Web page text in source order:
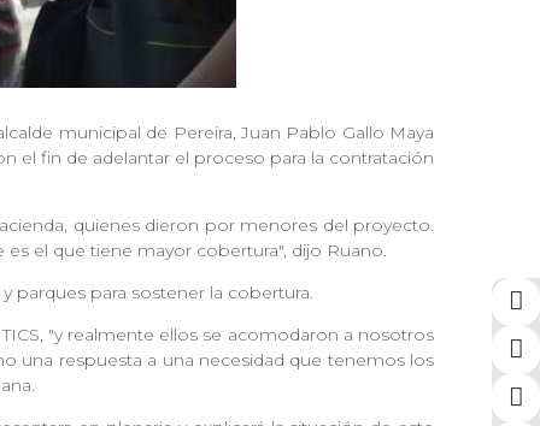
municipal de Pereira, Juan Pablo Gallo Maya
el fin de adelantar el proceso para la contratación
quienes dieron por menores del proyecto.
el que tiene mayor cobertura", dijo Ruano.
parques para sostener la cobertura.
"y realmente ellos se acomodaron a nosotros
una respuesta a una necesidad que tenemos los